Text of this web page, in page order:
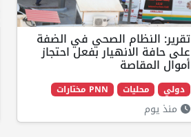
تقرير: النظام الصحي في الضفة
على حافة الانهيار بفعل احتجاز
أموال المقاصة
دولي محليات PNN مختارات
منذ يوم